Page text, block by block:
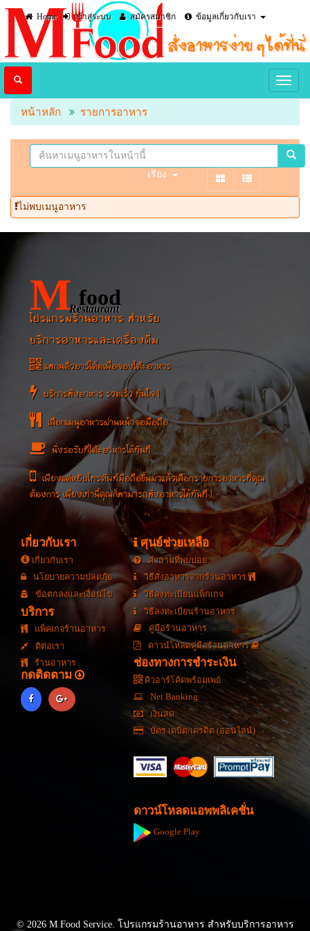
Home เข้าสู่ระบบ สมัครสมาชิก ข้อมูลเกี่ยวกับเรา
หน้าหลัก รายการอาหาร
เรียง
ไม่พบเมนูอาหาร
M food
Restaurant
โปรแกรมร้านอาหาร สำหรับ
บริการอาหารและเครื่องดื่ม
แสกนคิวอาร์โค้ดเพื่อจองโต๊ะอาหาร
บริการสั่งอาหาร รวดเร็ว ทันใจ !
เลือกเมนูอาหารผ่านหน้าจอมือถือ
นั่งรอรับที่โต๊ะอาหารได้ทันที
เพียงแค่หยิบโทรศัพท์มือถือขึ้นมาแล้วเลือกรายการอาหารที่คุณ
ต้องการ เพียงเท่านี้คุณก็สามารถสั่งอาหารได้ทันที !
เกี่ยวกับเรา
เกี่ยวกับเรา
นโยบายความปลดภัย
ข้อตกลงและเงื่อนไข
บริการ
แพ็คเกจร้านอาหาร
ติต่อเรา
ร้านอาหาร
กดติดตาม
ศุนย์ช่วยเหลือ
คำถามที่พบบ่อย
วิธีสั่งอาหารจากร้านอาหาร
วิธีลงทะเบียนแพ็กเกจ
วิธีลงทะเบียนร้านอาหาร
คู่มือร้านอาหาร
ดาวน์โหลดคู่มือร้านอาหาร
ช่องทางการชำระเงิน
คิวอาร์โค้ดพร้อมเพย์
Net Banking
เงินสด
บัตร เดบิต/เครดิต (ออนไลน์)
ดาวน์โหลดแอพพลิเคชั่น
Google Play
© 2026 M Food Service. โปรแกรมร้านอาหาร สำหรับบริการอาหาร